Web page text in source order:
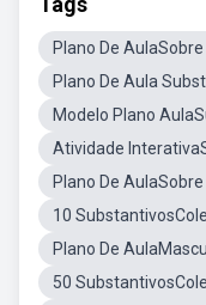
Plano De
Plano De Aula
Modelo Plano
Atividade
Plano De
10
Plano De
50